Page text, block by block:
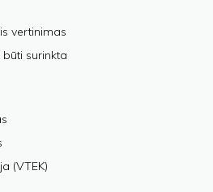
vertinimas
surinkta
(VTEK)